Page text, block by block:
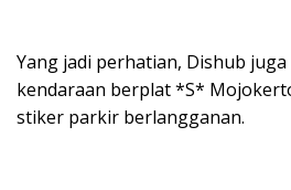
Yang jadi perhatian, Dishub
kendaraan berplat *S*
stiker parkir berlangganan.